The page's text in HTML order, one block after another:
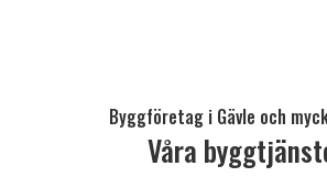
Byggföretag i Gävle och
Våra